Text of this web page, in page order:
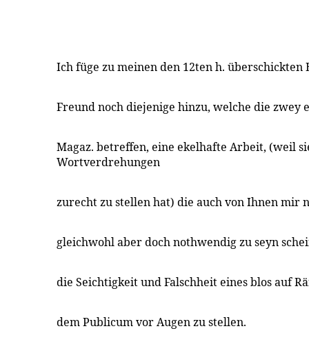
Ich füge zu meinen den 12ten h.
Freund noch diejenige hinzu, welche die zwey
Magaz. betreffen, eine ekelhafte Arbeit, (weil
Wortverdrehungen
zurecht zu stellen hat) die auch von Ihnen mir
gleichwohl aber doch nothwendig zu seyn
die Seichtigkeit und Falschheit eines blos auf
dem Publicum vor Augen zu stellen.